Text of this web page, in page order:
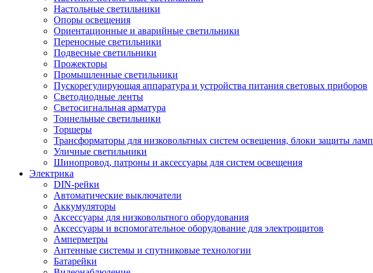
Настольные светильники
Опоры освещения
Ориентационные и аварийные светильники
Переносные светильники
Подвесные светильники
Прожекторы
Промышленные светильники
Пускорегулирующая аппаратура и устройства питания световых приборов
Светодиодные ленты
Светосигнальная арматура
Тоннельные светильники
Торшеры
Трансформаторы для низковольтных систем освещения, блоки защиты ламп
Уличные светильники
Шинопровод, патроны и аксессуары для систем освещения
Электрика
DIN-рейки
Автоматические выключатели
Аккумуляторы
Аксессуары для низковольтного оборудования
Аксессуары и вспомогательное оборудование для электрощитов
Амперметры
Антенные системы и спутниковые технологии
Батарейки